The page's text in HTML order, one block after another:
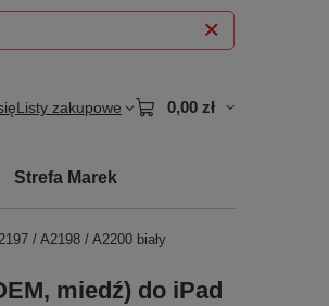
Listy zakupowe 0,00 zł
Strefa Marek
/ A2198 / A2200 biały
miedź) do iPad